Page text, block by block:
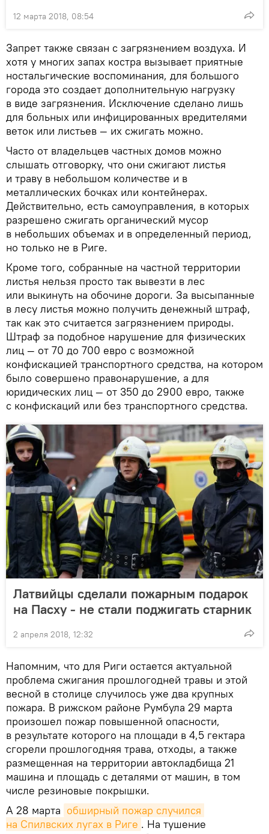
12 марта 2018, 08:54
Запрет также связан с загрязнением воздуха. И
хотя у многих запах костра вызывает приятные
ностальгические воспоминания, для большого
города это создает дополнительную нагрузку
в виде загрязнения. Исключение сделано лишь
для больных или инфицированных вредителями
веток или листьев — их сжигать можно.
Часто от владельцев частных домов можно
слышать отговорку, что они сжигают листья
и траву в небольшом количестве и в
металлических бочках или контейнерах.
Действительно, есть самоуправления, в которых
разрешено сжигать органический мусор
в небольших объемах и в определенный период,
но только не в Риге.
Кроме того, собранные на частной территории
листья нельзя просто так вывезти в лес
или выкинуть на обочине дороги. За высыпанные
в лесу листья можно получить денежный штраф,
так как это считается загрязнением природы.
Штраф за подобное нарушение для физических
лиц — от 70 до 700 евро с возможной
конфискацией транспортного средства, на котором
было совершено правонарушение, а для
юридических лиц — от 350 до 2900 евро, также
с конфискаций или без транспортного средства.
Латвийцы сделали пожарным подарок
на Пасху - не стали поджигать старник
2 апреля 2018, 12:32
Напомним, что для Риги остается актуальной
проблема сжигания прошлогодней травы и этой
весной в столице случилось уже два крупных
пожара. В рижском районе Румбула 29 марта
произошел пожар повышенной опасности,
в результате которого на площади в 4,5 гектара
сгорели прошлогодняя трава, отходы, а также
размещенная на территории автокладбища 21
машина и площадь с деталями от машин, в том
числе резиновые покрышки.
А 28 марта обширный пожар случился
на Спилвских лугах в Риге . На тушение